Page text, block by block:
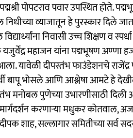
पोपटराव पवार उपस्थित होते.
व्याजातून हे पुरस्कार दिले
निवासी उच्च शिक्षण व
महाजन यांना पद्मभूषण अण्णा
यावेळी दीपस्तंभ फाउंडेशनचे
बापू भोसले आणि आश्लेषा आमटे हे
मनोबल पुणेच्या उभारणीसाठी
मार्गदर्शन करणाऱ्या मधुकर
शाह, सल्लागार समितीच्या सर्व